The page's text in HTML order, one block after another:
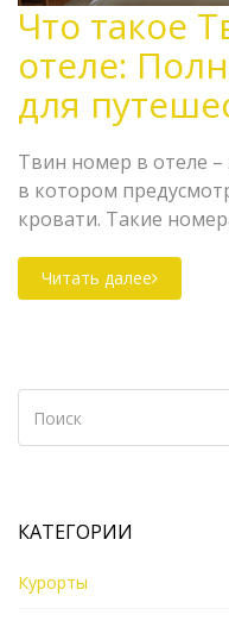
Что такое
отеле:
для
Твин номер в отеле –
в котором
кровати. Такие
вместе, но хотят
рассмотрены
Читать далее
КАТЕГОРИИ
Курорты